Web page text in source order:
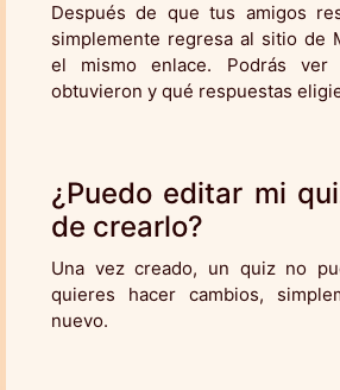
Después de que tus amigos
simplemente regresa al sitio de
el mismo enlace. Podrás ver
obtuvieron y qué respuestas
¿Puedo editar mi
de crearlo?
Una vez creado, un quiz no
quieres hacer cambios,
nuevo.